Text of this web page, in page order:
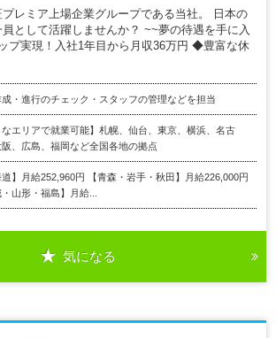
レミア上場企業グループである当社。 日本の
として活躍しませんか？ ~~夢の待遇を手に入
プ実現！入社1年目から月収36万円 ◆豊富な休
成・進行のチェック・スタッフの管理などを担当
なエリアで就業可能】札幌、仙台、東京、横浜、名古
阪、広島、福岡など全国各地の拠点
道】月給252,960円 【青森・岩手・秋田】月給226,000円
・山形・福島】月給...
気になる